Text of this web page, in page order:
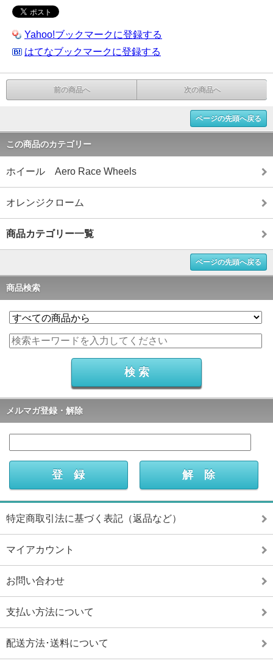
Yahoo!ブックマークに登録する
はてなブックマークに登録する
前の商品へ 次の商品へ
ページの先頭へ戻る
この商品のカテゴリー
ホイール Aero Race Wheels
オレンジクローム
商品カテゴリー一覧
ページの先頭へ戻る
商品検索
メルマガ登録・解除
特定商取引法に基づく表記（返品など）
マイアカウント
お問い合わせ
支払い方法について
配送方法･送料について